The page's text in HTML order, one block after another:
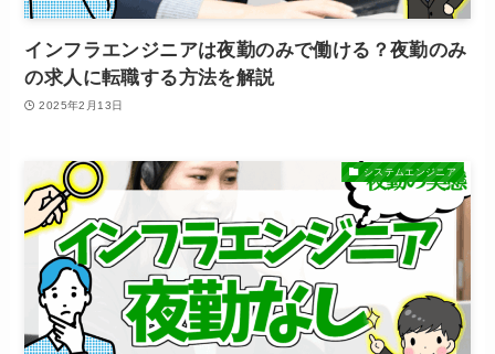
インフラエンジニアは夜勤のみで働ける？夜勤のみ
の求人に転職する方法を解説
2025年2月13日
システムエンジニア